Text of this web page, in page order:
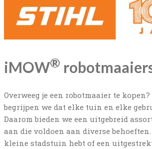
iMOW®
Overweeg je een robotmaaier te
begrijpen we dat elke tuin en elke
Daarom bieden we een uitgebreid
aan die voldoen aan diverse behoeften.
kleine stadstuin hebt of een